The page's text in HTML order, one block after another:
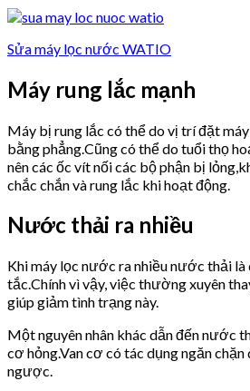
Sửa máy lọc nước WATIO
Máy rung lắc mạnh
Máy bị rung lắc có thể do vị trí đặt
bằng phẳng.Cũng có thể do tuổi thọ
nên các ốc vít nối các bộ phận bị
chắc chắn và rung lắc khi hoạt động.
Nước thải ra nhiều
Khi máy lọc nước ra nhiều nước thải
tắc.Chính vì vậy, việc thường xuyên
giúp giảm tình trạng này.
Một nguyên nhân khác dẫn đến nước
cơ hỏng.Van cơ có tác dụng ngăn
ngược.